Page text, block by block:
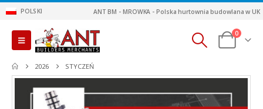
POLSKI ANT BM - MROWKA - Polska hurtownia budowlana w UK
0
2026 STYCZEŃ